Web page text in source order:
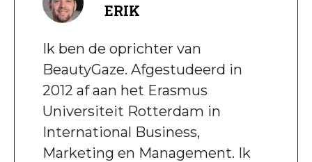
ERIK
Ik ben de oprichter van
BeautyGaze. Afgestudeerd in
2012 af aan het Erasmus
Universiteit Rotterdam in
International Business,
Marketing en Management. Ik